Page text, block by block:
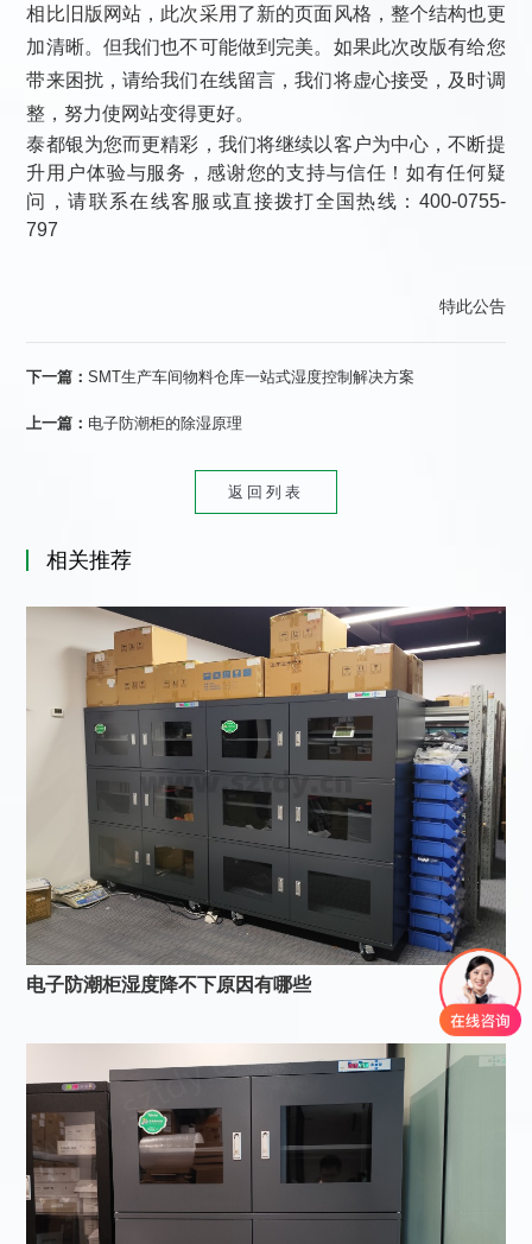
相比旧版网站，此次采用了新的页面风格，整个结构也更
加清晰。但我们也不可能做到完美。如果此次改版有给您
带来困扰，请给我们在线留言，我们将虚心接受，及时调
整，努力使网站变得更好。
泰都银为您而更精彩，我们将继续以客户为中心，不断提
升用户体验与服务，感谢您的支持与信任！如有任何疑
问，请联系在线客服或直接拨打全国热线：400-0755-
797
特此公告
下一篇：SMT生产车间物料仓库一站式湿度控制解决方案
上一篇： 电子防潮柜的除湿原理
返回列表
相关推荐
电子防潮柜湿度降不下原因有哪些